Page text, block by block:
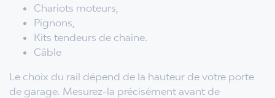
Chariots moteurs,
Pignons,
Kits tendeurs de chaîne.
Câble
Le choix du rail dépend de la hauteur de votre porte
de garage. Mesurez-la précisément avant de